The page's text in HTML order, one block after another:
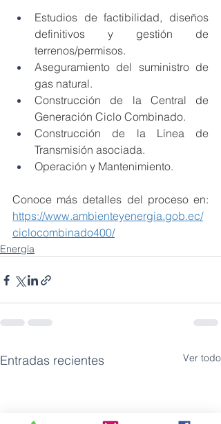
Estudios de factibilidad, diseños
definitivos y gestión de
terrenos/permisos.
Aseguramiento del suministro de
gas natural.
Construcción de la Central de
Generación Ciclo Combinado.
Construcción de la Línea de
Transmisión asociada.
Operación y Mantenimiento.
https://www.ambienteyenergia.gob.ec/
ciclocombinado400/
Energía
Entradas recientes Ver todo